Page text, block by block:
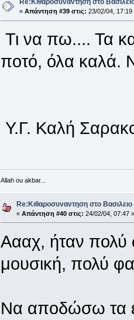
Re:Κιθαροσυναντηση στο
« Απάντηση #39 στις: 23/02/04, 17:19
Τι να πω.... Τα
ποτό, όλα καλά.
Υ.Γ. Καλή
Allah ou akbar...
Re:Κιθαροσυναντηση στο
« Απάντηση #40 στις: 24/02/04, 07:47 »
Αααχ, ήταν
μουσική, πολύ
Να αποδώσω τα